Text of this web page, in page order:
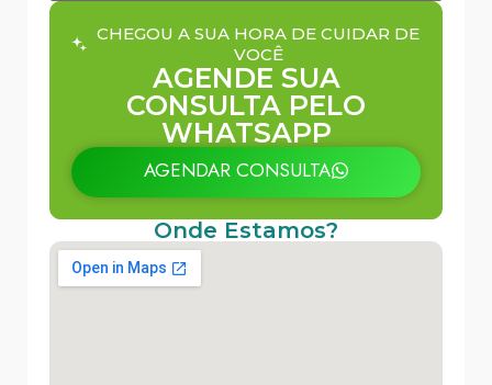
CHEGOU A SUA HORA DE CUIDAR DE
VOCÊ
AGENDE SUA
CONSULTA PELO
WHATSAPP
AGENDAR CONSULTA
Onde Estamos?